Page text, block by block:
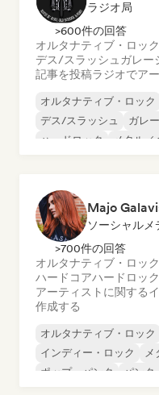
ラジオ局
>600件の回答
オルタナティブ・ロック
デス/スラッシュ ガレー
記事を投稿ラジオでア
オルタナティブ・ロック
デス/スラッシュ
ガレ
ハードロック
メタル／
Majo
ソーシャル
>700件の回答
オルタナティブ・ロック
ハードコアハードロック
アーティストに関する
作成する
オルタナティブ・ロック
インディー・ロック
メ
ポップ・パンク
パンク